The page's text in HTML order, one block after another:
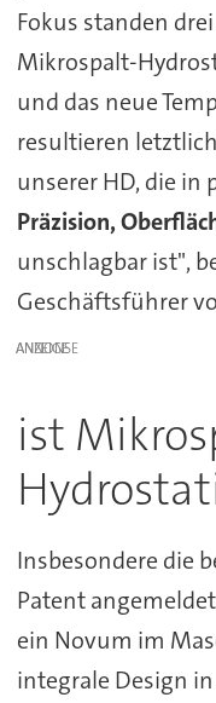
Fokus standen
Mikrospalt-
und das neue
resultieren
unserer HD, die in
Präzision,
unschlagbar ist",
Geschäftsführer
ANZEIGE
ist
Insbesondere die
Patent
ein Novum im
integrale Design